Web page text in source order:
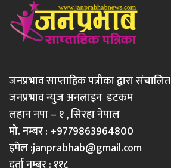
जनप्रभाव साप्ताहिक पत्रीका द्वारा संचालित
जनप्रभाव न्युज अनलाइन डटकम
लहान नपा – १ , सिरहा नेपाल
मो. नम्बर : +9779863964800
इमेल :janprabhab@gmail.com